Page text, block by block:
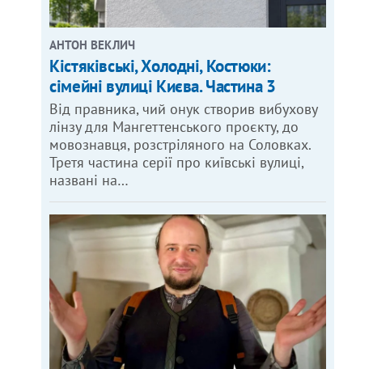
АНТОН ВЕКЛИЧ
Кістяківські, Холодні, Костюки:
сімейні вулиці Києва. Частина 3
Від правника, чий онук створив вибухову
лінзу для Мангеттенського проєкту, до
мовознавця, розстріляного на Соловках.
Третя частина серії про київські вулиці,
названі на…